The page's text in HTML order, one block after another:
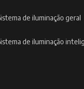
sistema de iluminação geral
sistema de iluminação